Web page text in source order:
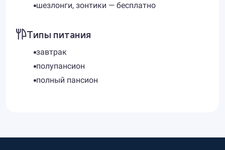
шезлонги, зонтики — бесплатно
Типы питания
завтрак
полупансион
полный пансион